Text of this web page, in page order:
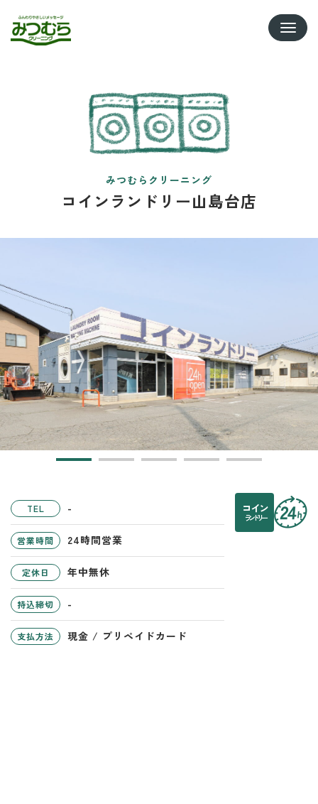
みつむらクリーニング
コインランドリー山島台店
TEL -
営業時間 24時間営業
定休日 年中無休
持込締切 -
支払方法 現金 / プリペイドカード
コイン
ランドリー